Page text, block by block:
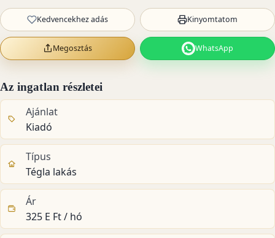
Kedvencekhez adás Kinyomtatom
Megosztás WhatsApp
Az ingatlan részletei
Ajánlat
Kiadó
Típus
Tégla lakás
Ár
325 E Ft / hó